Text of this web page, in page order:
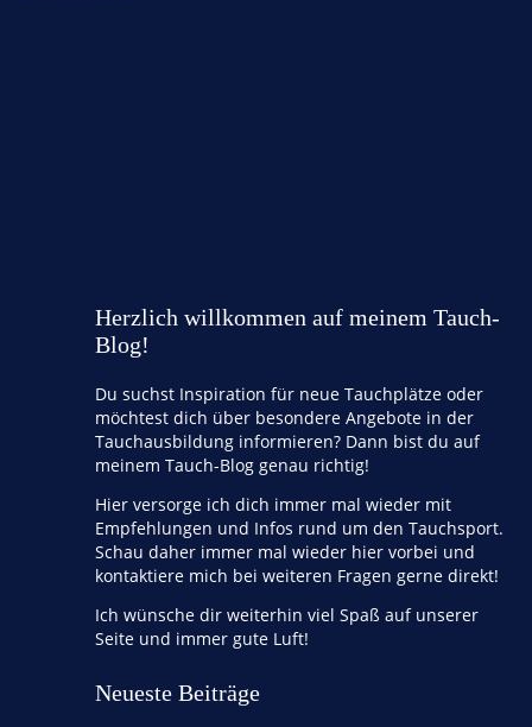
Herzlich willkommen auf meinem Tauch-
Blog!
Du suchst Inspiration für neue Tauchplätze oder
möchtest dich über besondere Angebote in der
Tauchausbildung informieren? Dann bist du auf
meinem Tauch-Blog genau richtig!
Hier versorge ich dich immer mal wieder mit
Empfehlungen und Infos rund um den Tauchsport.
Schau daher immer mal wieder hier vorbei und
kontaktiere mich bei weiteren Fragen gerne direkt!
Ich wünsche dir weiterhin viel Spaß auf unserer
Seite und immer gute Luft!
Neueste Beiträge